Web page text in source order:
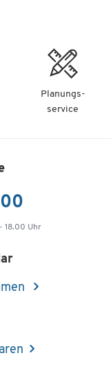
Planungs-
service
18.00 Uhr